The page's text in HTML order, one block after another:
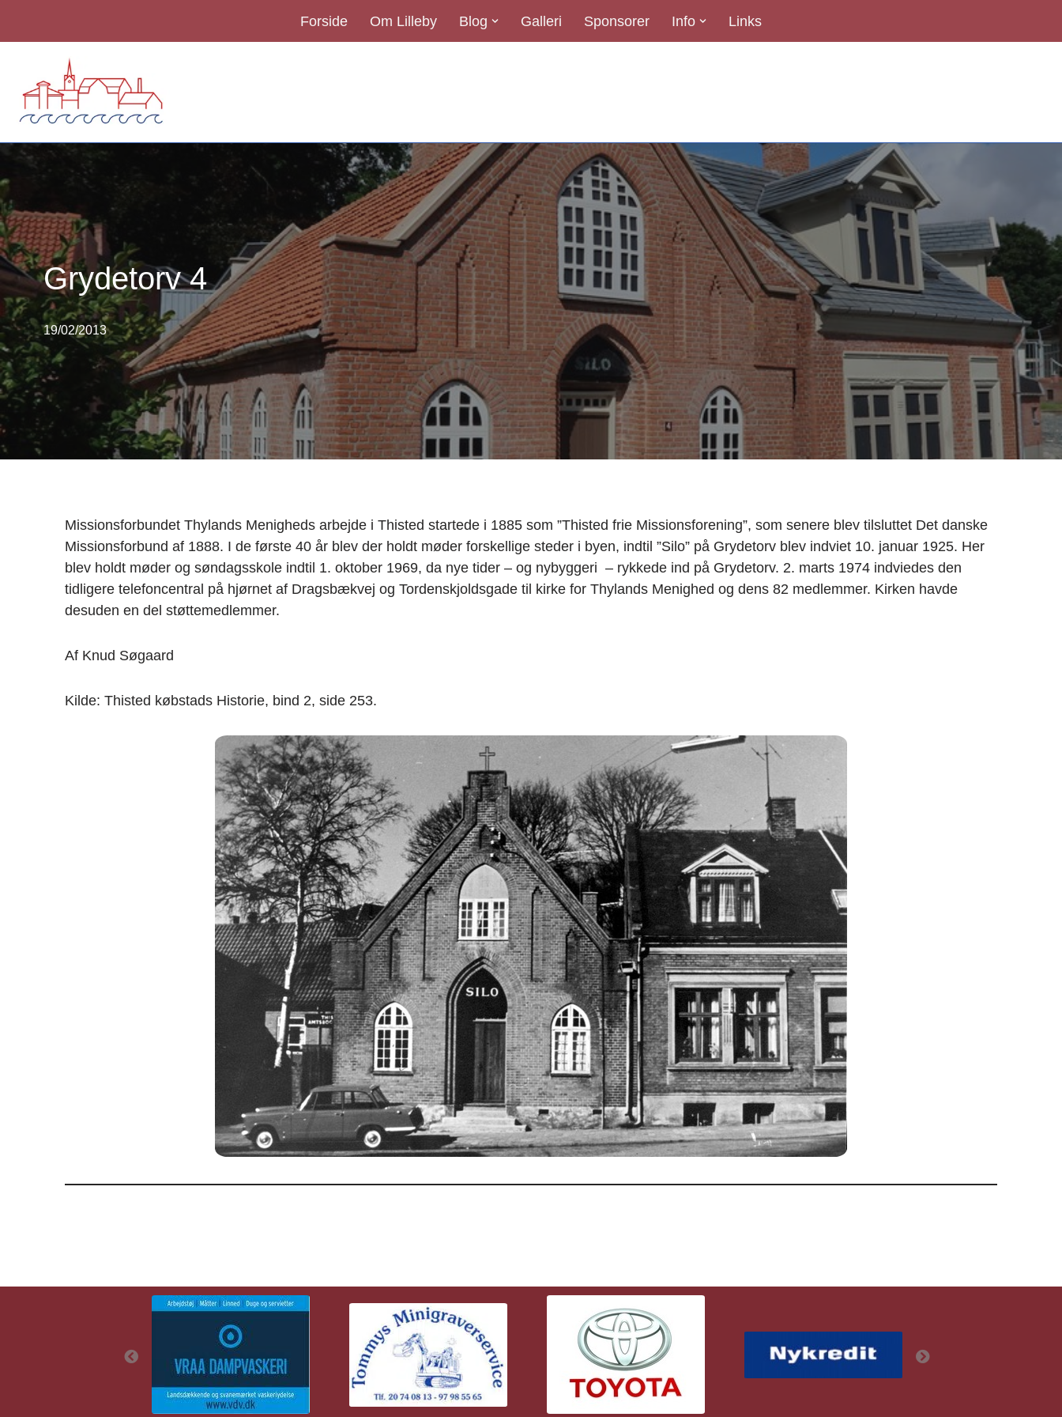
Spring
indhold
Forside Om Lilleby Blog Galleri Sponsorer Info Links
Grydetorv 4
19/02/2013
Missionsforbundet Thylands Menigheds arbejde i Thisted startede i 1885 som ”Thisted frie Missionsforening”, som senere blev tilsluttet Det danske
Missionsforbund af 1888. I de første 40 år blev der holdt møder forskellige steder i byen, indtil ”Silo” på Grydetorv blev indviet 10. januar 1925. Her
blev holdt møder og søndagsskole indtil 1. oktober 1969, da nye tider – og nybyggeri – rykkede ind på Grydetorv. 2. marts 1974 indviedes den
tidligere telefoncentral på hjørnet af Dragsbækvej og Tordenskjoldsgade til kirke for Thylands Menighed og dens 82 medlemmer. Kirken havde
desuden en del støttemedlemmer.
Af Knud Søgaard
Kilde: Thisted købstads Historie, bind 2, side 253.